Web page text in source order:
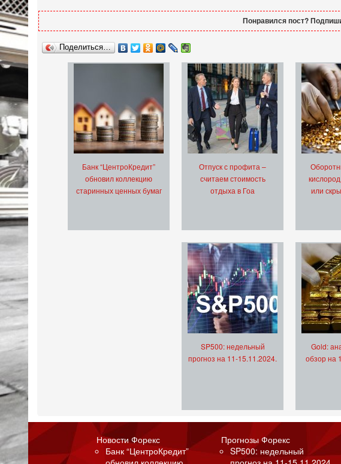
Понравился пост?
Поделиться…
Банк “ЦентроКредит”
обновил коллекцию
старинных ценных бумаг
Отпуск с профита –
считаем стоимость
отдыха в Гоа
или
SP500: недельный
прогноз на 11-15.11.2024.
Gold:
обзор на
Новости Форекс
Банк “ЦентроКредит”
Прогнозы Форекс
SP500: недельный